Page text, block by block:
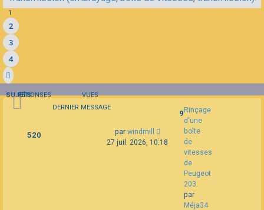
1
2
3
4
SUJETSRÉPONSES
VUES
DERNIER MESSAGE
Rinçage
d'une
boîte
de
vitesses
de
Peugeot
203.
par
Méja34
9
520 par windmill
27 juil. 2026, 10:18